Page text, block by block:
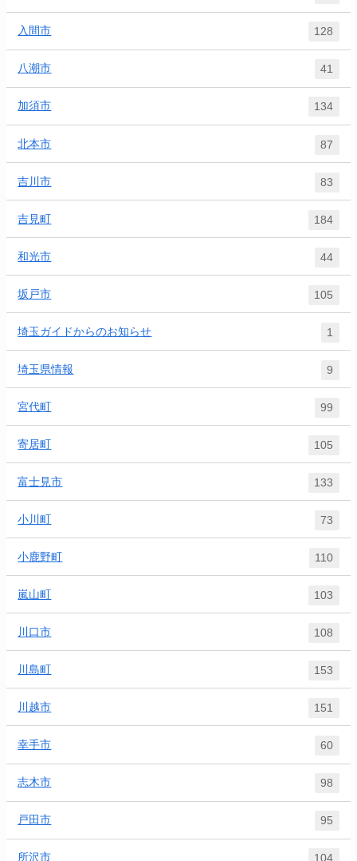
入間市 128
八潮市 41
加須市 134
北本市 87
吉川市 83
吉見町 184
和光市 44
坂戸市 105
埼玉ガイドからのお知らせ 1
埼玉県情報 9
宮代町 99
寄居町 105
富士見市 133
小川町 73
小鹿野町 110
嵐山町 103
川口市 108
川島町 153
川越市 151
幸手市 60
志木市 98
戸田市 95
所沢市 104